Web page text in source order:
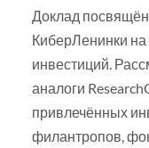
Доклад
КиберЛенинки
инвестиций.
аналоги
привлечённых
филантропов,